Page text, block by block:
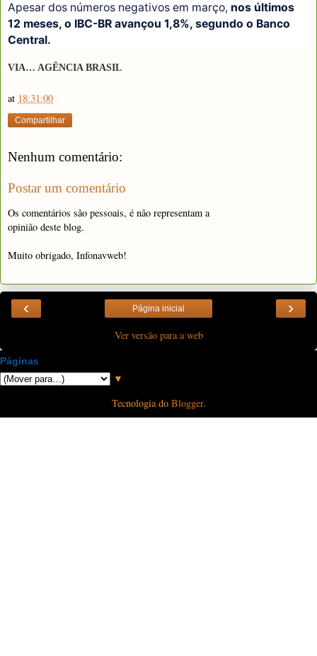
Apesar dos números negativos em março, nos últimos
12 meses, o IBC-BR avançou 1,8%, segundo o Banco
Central.
VIA… AGÊNCIA BRASIL
at 18:31:00
Compartilhar
Nenhum comentário:
Postar um comentário
Os comentários são pessoais, é não representam a
opinião deste blog.
Muito obrigado, Infonavweb!
‹ ›
Página inicial
Ver versão para a web
Páginas
▼
Tecnologia do Blogger.